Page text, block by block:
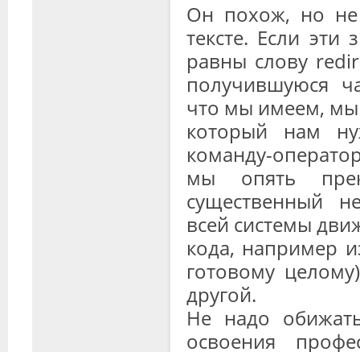
Он похож, но не
тексте. Если
равны слову
получившуюся
что мы имеем, мы
который нам
команду-
мы опять
существенный
всей системы
кода, например
готовому
другой.
Не надо
освоения